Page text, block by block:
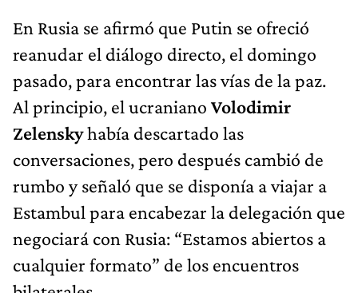
En Rusia se afirmó que Putin se ofreció
reanudar el diálogo directo, el domingo
pasado, para encontrar las vías de la paz.
Al principio, el ucraniano Volodimir
Zelenskyhabía descartado las
conversaciones, pero después cambió de
rumbo y señaló que se disponía a viajar a
Estambul para encabezar la delegación que
negociará con Rusia: “Estamos abiertos a
cualquier formato” de los encuentros